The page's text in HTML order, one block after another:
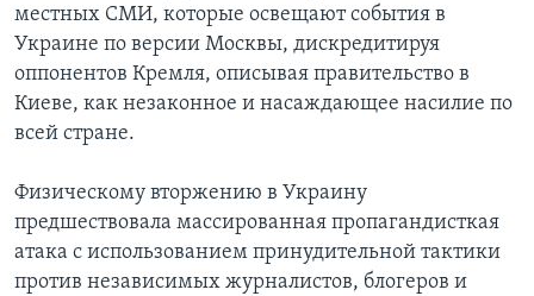
местных СМИ, которые освещают события в
Украине по версии Москвы, дискредитируя
оппонентов Кремля, описывая правительство в
Киеве, как незаконное и насаждающее насилие по
всей стране.
Физическому вторжению в Украину
предшествовала массированная пропагандисткая
атака с использованием принудительной тактики
против независимых журналистов, блогеров и